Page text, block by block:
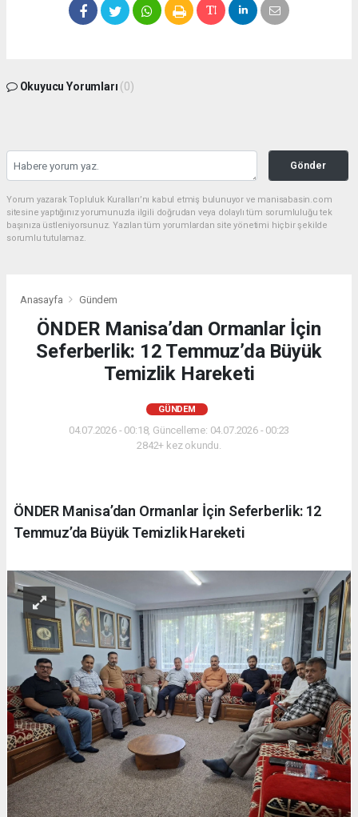
Okuyucu Yorumları (0)
Gönder
Yorum yazarak Topluluk Kuralları’nı kabul etmiş bulunuyor ve manisabasin.com
sitesine yaptığınız yorumunuzla ilgili doğrudan veya dolaylı tüm sorumluluğu tek
başınıza üstleniyorsunuz. Yazılan tüm yorumlardan site yönetimi hiçbir şekilde
sorumlu tutulamaz.
Anasayfa Gündem
ÖNDER Manisa’dan Ormanlar İçin
Seferberlik: 12 Temmuz’da Büyük
Temizlik Hareketi
GÜNDEM
04.07.2026 - 00:18, Güncelleme: 04.07.2026 - 00:23
2842+ kez okundu.
ÖNDER Manisa’dan Ormanlar İçin Seferberlik: 12
Temmuz’da Büyük Temizlik Hareketi